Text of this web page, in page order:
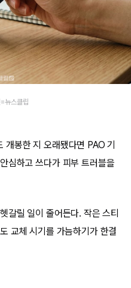
뉴스클립
개봉한 지 오래됐다면 PAO 기
심하고 쓰다가 피부 트러블을
갈릴 일이 줄어든다. 작은 스티
교체 시기를 가늠하기가 한결